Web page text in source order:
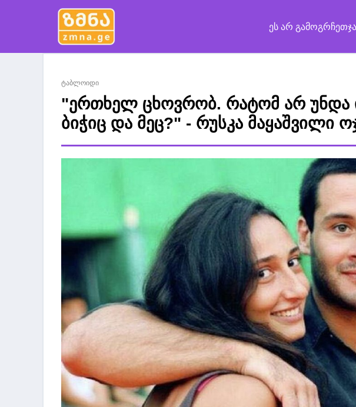
ეს არ გამოგრჩეთ
ტაბლოიდი
"ერთხელ ცხოვრობ. რატომ არ უნდა
ბიჭიც და მეც?" - რუსკა მაყაშვილი